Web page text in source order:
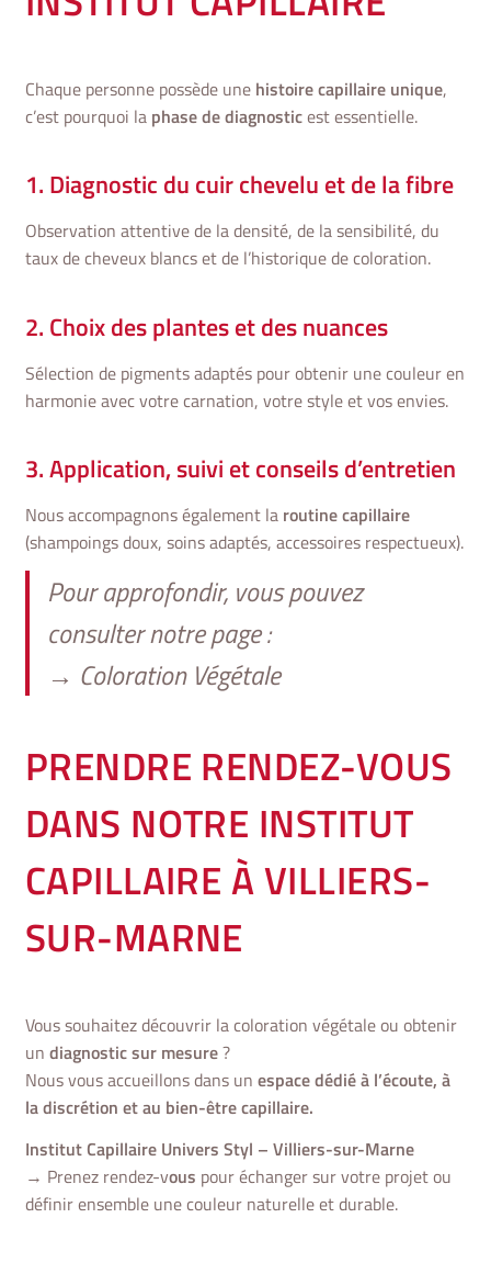
Chaque personne possède une histoire capillaire unique,
c’est pourquoi la phase de diagnosticest essentielle.
1. Diagnostic du cuir chevelu et de la fibre
Observation attentive de la densité, de la sensibilité, du
taux de cheveux blancs et de l’historique de coloration.
2. Choix des plantes et des nuances
Sélection de pigments adaptés pour obtenir une couleur en
harmonie avec votre carnation, votre style et vos envies.
3. Application, suivi et conseils d’entretien
Nous accompagnons également la routine capillaire
(shampoings doux, soins adaptés, accessoires respectueux).
Pour approfondir, vous pouvez
consulter notre page :
→ Coloration Végétale
PRENDRE RENDEZ-VOUS
DANS NOTRE INSTITUT
CAPILLAIRE À VILLIERS-
SUR-MARNE
Vous souhaitez découvrir lacoloration végétaleou obtenir
un diagnostic sur mesure?
Nous vous accueillons dans un espace dédié à l’écoute, à
la discrétion et au bien-être capillaire.
Institut Capillaire Univers Styl – Villiers-sur-Marne
→ Prenez rendez-vous pour échanger sur votre projet ou
définir ensemble une couleur naturelle et durable.